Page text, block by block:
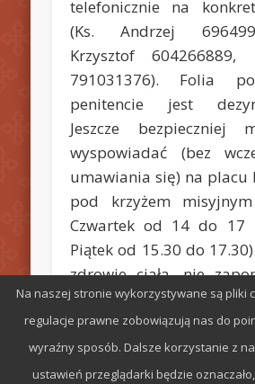
telefonicznie na
(Ks. Andrzej
Krzysztof 604266889,
791031376). Folia
penitencie jest
Jeszcze bezpieczniej
wyspowiadać (bez
umawiania się) na placu
pod krzyżem
Czwartek od 14 do 17
Piątek od 15.30 do
zdrowie ciała, nie
swojej duszy.
Na naszej stronie wykorzystywane są pliki
regulacje prawne zobowiązują nas do
wyraźny sposób. Dalsze korzystanie z
ustawień przeglądarki będzie